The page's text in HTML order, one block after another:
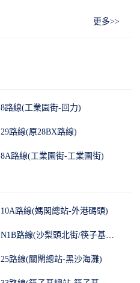
更多>>
8路線(工業園街-回力)
29路線(原28BX路線)
8A路線(工業園街-工業園街)
10A路線(媽閣總站-外港碼頭)
N1B路線(沙梨頭北街/筷子基北灣-沙梨頭北街/筷子基北灣)
25路線(關閘總站-黑沙海灘)